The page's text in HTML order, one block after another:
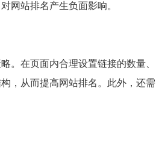
网站排名产生负面影响。
。在页面内合理设置链接的数量、
，从而提高网站排名。此外，还需